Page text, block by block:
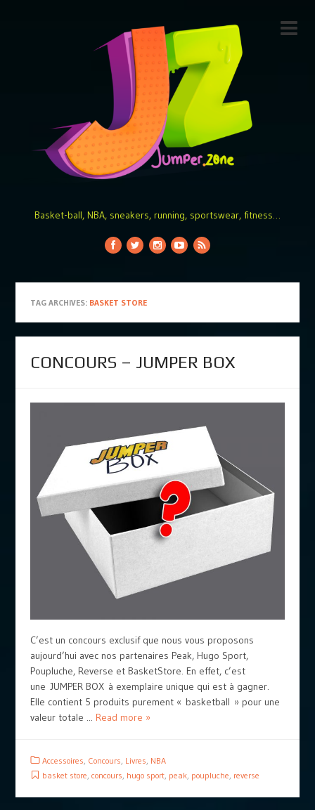
Basket-ball, NBA, sneakers, running, sportswear, fitness…
TAG ARCHIVES: BASKET STORE
CONCOURS – JUMPER BOX
C’est un concours exclusif que nous vous proposons
aujourd’hui avec nos partenaires Peak, Hugo Sport,
Poupluche, Reverse et BasketStore. En effet, c’est
une JUMPER BOX à exemplaire unique qui est à gagner.
Elle contient 5 produits purement « basketball » pour une
valeur totale ... Read more »
Accessoires, Concours, Livres, NBA
basket store, concours, hugo sport, peak, poupluche, reverse